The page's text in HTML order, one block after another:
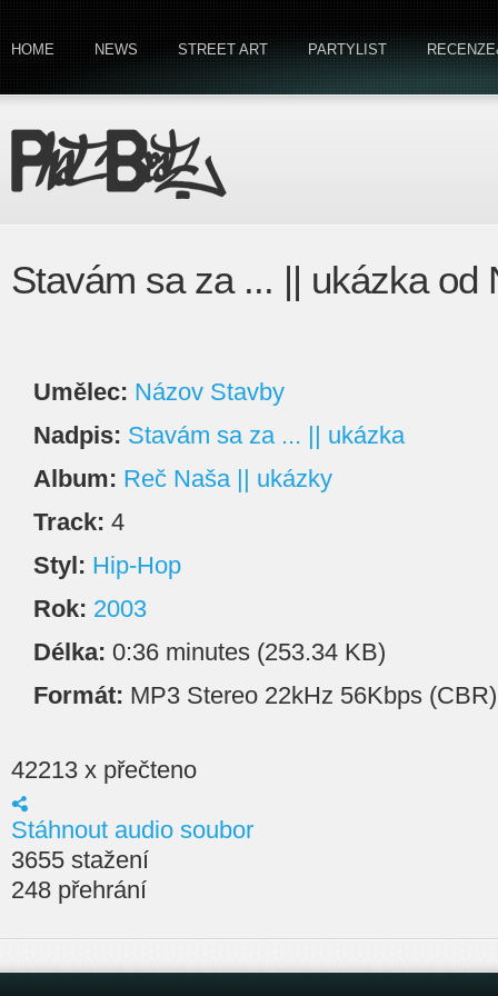
HOME NEWS STREET ART PARTYLIST
Stavám sa za ... || ukázka od
Umělec: Názov Stavby
Nadpis: Stavám sa za ... || ukázka
Album: Reč Naša || ukázky
Track: 4
Styl: Hip-Hop
Rok: 2003
Délka: 0:36 minutes (253.34 KB)
Formát: MP3 Stereo 22kHz 56Kbps (CBR)
42213 x přečteno
Stáhnout audio soubor
3655 stažení
248 přehrání